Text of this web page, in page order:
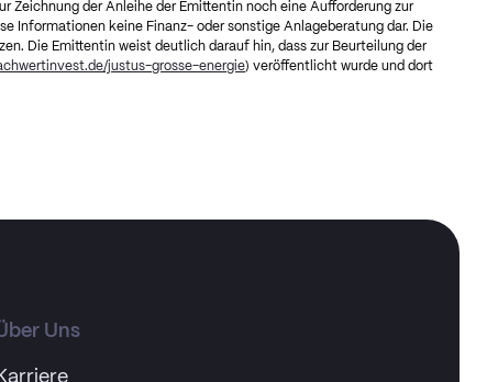
Zeichnung der Anleihe der Emittentin noch eine Aufforderung zur
Informationen keine Finanz- oder sonstige Anlageberatung dar. Die
Die Emittentin weist deutlich darauf hin, dass zur Beurteilung der
justus-grosse-energie) veröffentlicht wurde und dort
Uns